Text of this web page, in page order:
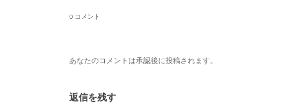
0 コメント
あなたのコメントは承認後に投稿されます。
返信を残す